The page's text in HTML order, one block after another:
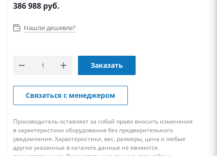
386 988 руб.
Нашли дешевле?
Заказать
Связаться с менеджером
Производитель оставляет за собой право вносить изменения
в характеристики оборудования без предварительного
уведомления. Характеристики, вес, размеры, цена и любые
другие указанные в каталоге данные не являются